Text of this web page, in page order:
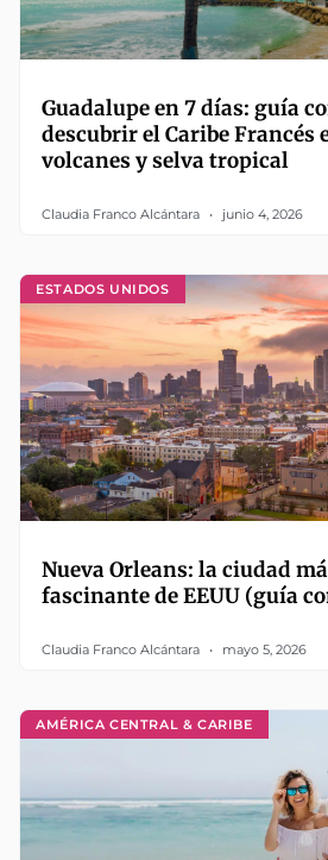
Guadalupe en 7 días: guía
descubrir el Caribe Francés
volcanes y selva tropical
Claudia Franco Alcántara junio 4, 2026
ESTADOS UNIDOS
Nueva Orleans: la ciudad
fascinante de EEUU (guía
Claudia Franco Alcántara mayo 5, 2026
AMÉRICA CENTRAL & CARIBE